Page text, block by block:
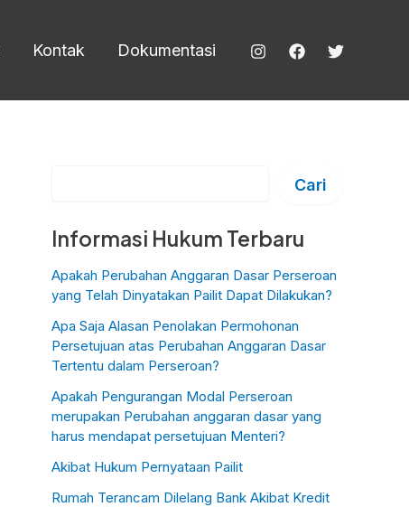
Kontak Dokumentasi
Cari
Informasi Hukum Terbaru
Apakah Perubahan Anggaran Dasar Perseroan
yang Telah Dinyatakan Pailit Dapat Dilakukan?
Apa Saja Alasan Penolakan Permohonan
Persetujuan atas Perubahan Anggaran Dasar
Tertentu dalam Perseroan?
Apakah Pengurangan Modal Perseroan
merupakan Perubahan anggaran dasar yang
harus mendapat persetujuan Menteri?
Akibat Hukum Pernyataan Pailit
Rumah Terancam Dilelang Bank Akibat Kredit